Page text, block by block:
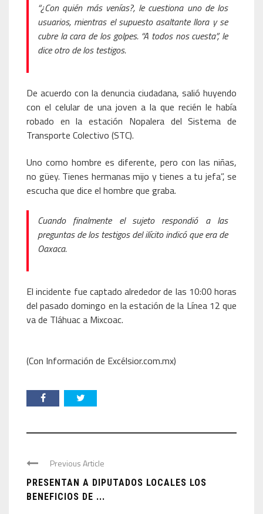
“¿Con quién más venías?, le cuestiona uno de los
usuarios, mientras el supuesto asaltante llora y se
cubre la cara de los golpes. “A todos nos cuesta”, le
dice otro de los testigos.
De acuerdo con la denuncia ciudadana, salió huyendo
con el celular de una joven a la que recién le había
robado en la estación Nopalera del Sistema de
Transporte Colectivo (STC).
Uno como hombre es diferente, pero con las niñas,
no güey. Tienes hermanas mijo y tienes a tu jefa”, se
escucha que dice el hombre que graba.
Cuando finalmente el sujeto respondió a las
preguntas de los testigos del ilícito indicó que era de
Oaxaca.
El incidente fue captado alrededor de las 10:00 horas
del pasado domingo en la estación de la Línea 12 que
va de Tláhuac a Mixcoac.
(Con Información de Excélsior.com.mx)
Previous Article
PRESENTAN A DIPUTADOS LOCALES LOS
BENEFICIOS DE ...